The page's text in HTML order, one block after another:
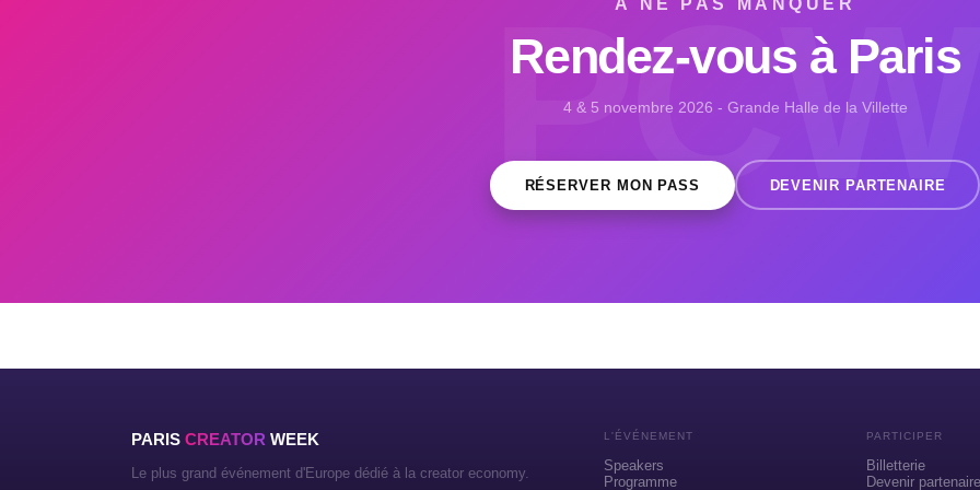
PCW
À NE PAS MANQUER
Rendez-vous à Paris
4 & 5 novembre 2026 - Grande Halle de la Villette
RÉSERVER MON PASS DEVENIR PARTENAIRE
PRÉNOM
PARIS CREATOR WEEK
Le plus grand événement d'Europe dédié à la creator economy.
L'ÉVÉNEMENT
Speakers
Programme
PARTICIPER
Billetterie
Devenir partenaire